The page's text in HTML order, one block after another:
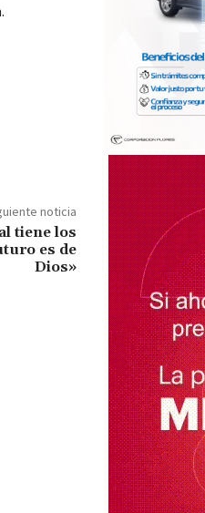
noticia
tiene los
es de
Dios»